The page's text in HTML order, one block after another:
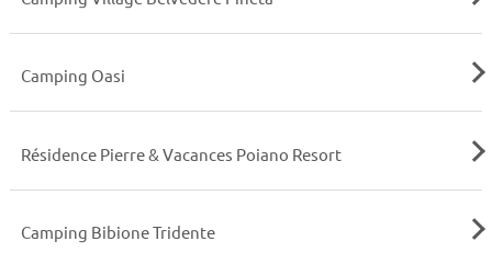
Camping Oasi
Résidence Pierre & Vacances Poiano Resort
Camping Bibione Tridente